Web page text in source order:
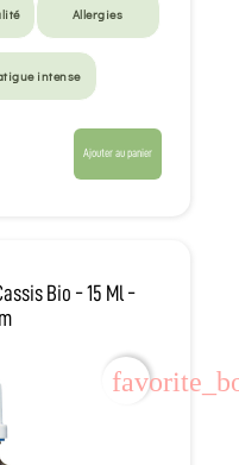
Allergies
intense
Ajouter au panier
Bio - 15 Ml -